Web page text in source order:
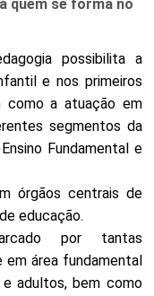
quem se forma no
possibilita a
e nos primeiros
como a atuação em
segmentos da
Fundamental e
órgãos centrais de
educação.
por tantas
área fundamental
adultos, bem como